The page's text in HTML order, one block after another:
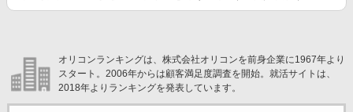
オリコンランキングは、株式会社オリコンを前身企業に1967年より
スタート。2006年からは顧客満足度調査を開始。就活サイトは、
2018年よりランキングを発表しています。